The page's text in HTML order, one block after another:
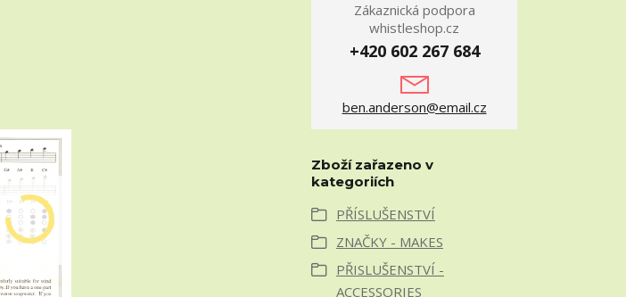
Zákaznická podpora
whistleshop.cz
+420 602 267 684
ben.anderson@email.cz
Zboží zařazeno v
kategoriích
PŘÍSLUŠENSTVÍ
ZNAČKY - MAKES
PŘISLUŠENSTVÍ -
ACCESSORIES